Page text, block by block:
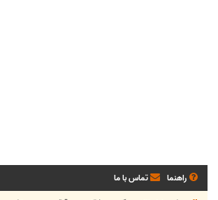
راهنما
تماس با ما